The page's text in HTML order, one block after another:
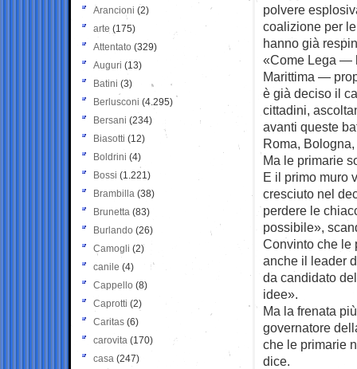
polvere
coalizione per
hanno già
«Come Lega —
Marittima —
è già deciso il
cittadini,
avanti queste
Roma,
Ma le primarie
E il primo muro
cresciuto nel
perdere le
possibile»,
Convinto che le
anche il leader
da candidato
idee».
Ma la frenata
governatore
che le primarie
dice.
Arancioni (2)
arte (175)
Attentato (329)
Auguri (13)
Batini (3)
Berlusconi (4.295)
Bersani (234)
Biasotti (12)
Boldrini (4)
Bossi (1.221)
Brambilla (38)
Brunetta (83)
Burlando (26)
Camogli (2)
canile (4)
Cappello (8)
Caprotti (2)
Caritas (6)
carovita (170)
casa (247)